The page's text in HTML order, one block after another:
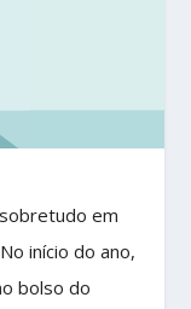
em
início do ano,
bolso do